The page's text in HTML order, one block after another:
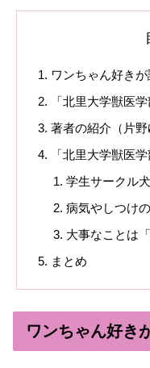
ワンちゃん好き
「北里大学獣医
著者の紹介（片野
「北里大学獣医
学生サークル
病気やしつけ
大事なことは
まとめ
ワンちゃん好き